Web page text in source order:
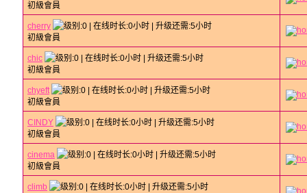
初級會員
cherry
初級會員
chic
初級會員
chyeft
初級會員
CINDY
初級會員
cinema
初級會員
climb